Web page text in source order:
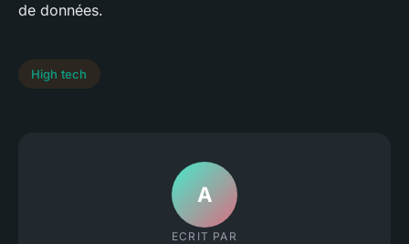
de données.
High tech
A
ECRIT PAR